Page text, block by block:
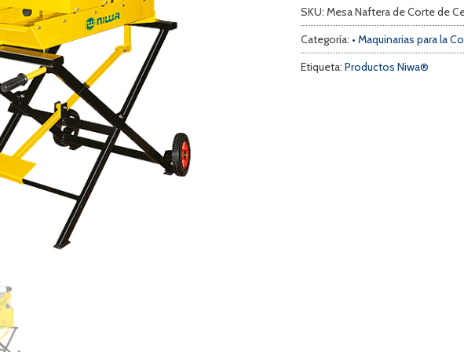
Servicio Técnico
Contacto
Búsqueda
de
productos
SKU: Mesa Naftera de Corte de
Categoría: • Maquinarias para la
Etiqueta: Productos Niwa®